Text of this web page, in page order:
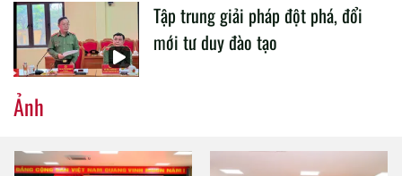
Tập trung giải pháp đột phá, đổi
mới tư duy đào tạo
Ảnh